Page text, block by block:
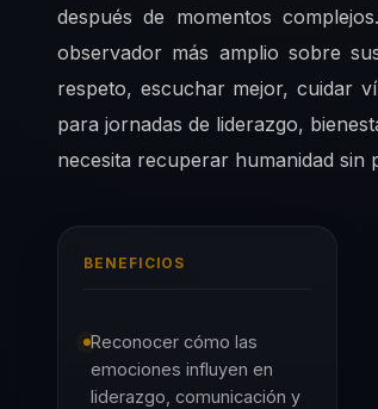
después de momentos
observador más amplio sobre
respeto, escuchar mejor, cuidar
para jornadas de liderazgo,
necesita recuperar humanidad sin
BENEFICIOS
Reconocer cómo las
emociones influyen en
liderazgo, comunicación y